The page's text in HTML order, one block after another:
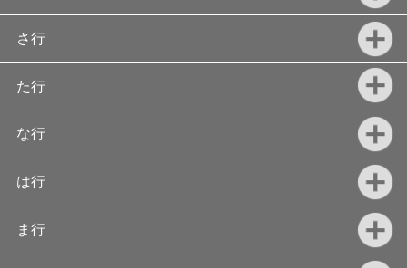
さ行
た行
な行
は行
ま行